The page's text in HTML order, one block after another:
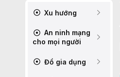
Xu hướng
An ninh mạng
cho mọi người
Đồ gia dụng